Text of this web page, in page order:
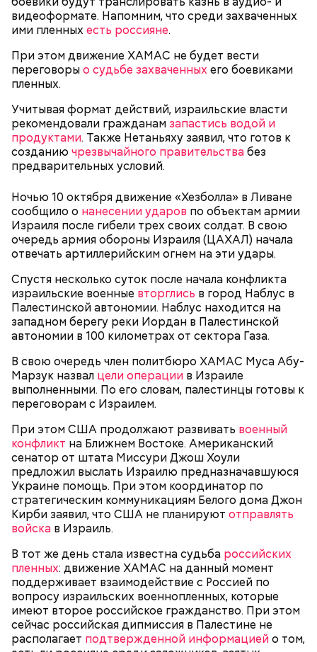
видеоформате. Напомним, что среди захваченных
ими пленныхесть россияне.
При этом движение ХАМАС не будет вести
переговорыо судьбе захваченныхего боевиками
пленных.
Учитывая формат действий, израильские власти
рекомендовали гражданамзапастись водой и
продуктами. Также Нетаньяху заявил, что готов к
созданию чрезвычайного правительствабез
предварительных условий.
Ночью 10 октября движение «Хезболла» в Ливане
сообщило о нанесении ударов по объектам армии
Израиля после гибели трех своих солдат. В свою
очередь армия обороны Израиля (ЦАХАЛ) начала
отвечать артиллерийским огнем на эти удары.
Спустя несколько суток после начала конфликта
израильские военные вторглись в город Наблус в
Палестинской автономии. Наблус находится на
западном берегу реки Иордан в Палестинской
автономии в 100 километрах от сектора Газа.
В свою очередь член политбюро ХАМАС Муса Абу-
Марзук назвал цели операции в Израиле
выполненными. По его словам, палестинцы готовы к
переговорам с Израилем.
При этом США продолжают развивать военный
конфликт на Ближнем Востоке. Американский
сенатор от штата Миссури Джош Хоули
предложил выслать Израилю предназначавшуюся
Украине помощь. При этом координатор по
стратегическим коммуникациям Белого дома Джон
Кирби заявил, что США не планируют отправлять
войска в Израиль.
В тот же день стала известна судьба российских
пленных: движение ХАМАС на данный момент
поддерживает взаимодействие с Россией по
вопросу израильских военнопленных, которые
имеют второе российское гражданство. При этом
сейчас российская дипмиссия в Палестине не
располагает подтвержденной информациейо том,
Особенно опасно контактировать с водой, если вы
— Хищник чувствует кровь, разведенную в
морской воде в пропорции один к миллиону, —
пояснил собеседник «ВМ».
Он также уточнил, что у человека крайне мало
шансов выжить, если он окажется на пути у акулы.
Ни один метод и способ защиты или обороны в
стрессовой ситуации не помогает, ведь у морского
обитателя больше преимуществ в воде как по
выносливости, так и по силе.
Экскурсовод отметил, что в заповеднике нет
могильников, техники и мертвых городов,
притягивающих сталкеров, как в украинской
Припяти. А на пожарную вышку, откуда можно
увидеть территорию чернобыльской станции,
подниматься запрещено. Зато есть выселенные
деревни — местный эксклюзив.
— Таких деревень много, их 95 в заповеднике. Это
вообще отдельный объект исследования, —
заметил он.
Бабич полагает, что зону отчуждения и ее
окрестности нужно развивать:
Свое несогласие с предыдущим спикером в личном
разговоре с корреспондентом «Вечерней Москвы»
высказал председатель Всероссийского общества
— Почему-то все говорят о заговорах, забывая о
том, что проект этот более 70 лет назад был создан
лишь из гуманных побуждений. 1947 год — период,
когда мир приходил в себя после мировых войн,
страшных кровопролитных противостояний. И в
качестве напоминания о том, что ядерные
столкновения могут закончиться полным
уничтожением всего живого, были запущены эти
часы. И что бы сейчас ни говорили, они очень четко
и своевременно «реагировали» на актуальные
проблемы. Если даже у адептов этой концепции
есть коммерческие амбиции — это их право.
Главное, что они заставляют людей задуматься над
своим будущим и будущим человечества.
Также специалист отметил, что часы Судного дня
помогают больше людей привлечь к проблемам
глобального потепления, климатических изменений
и природных последствий войн.